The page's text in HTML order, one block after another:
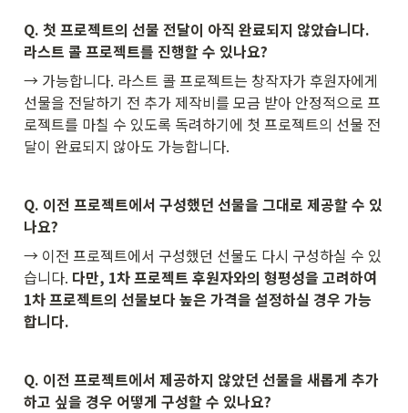
Q. 첫 프로젝트의 선물 전달이 아직 완료되지 않았습니다.
라스트 콜 프로젝트를 진행할 수 있나요?
→ 가능합니다. 라스트 콜 프로젝트는 창작자가 후원자에게
선물을 전달하기 전 추가 제작비를 모금 받아 안정적으로 프
로젝트를 마칠 수 있도록 독려하기에 첫 프로젝트의 선물 전
달이 완료되지 않아도 가능합니다.
Q. 이전 프로젝트에서 구성했던 선물을 그대로 제공할 수 있
나요?
→ 이전 프로젝트에서 구성했던 선물도 다시 구성하실 수 있
습니다. 다만, 1차 프로젝트 후원자와의 형평성을 고려하여
1차 프로젝트의 선물보다 높은 가격을 설정하실 경우 가능
합니다.
Q. 이전 프로젝트에서 제공하지 않았던 선물을 새롭게 추가
하고 싶을 경우 어떻게 구성할 수 있나요?